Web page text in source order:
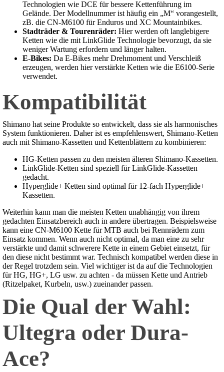
Technologien wie DCE für bessere Kettenführung im
Gelände. Der Modellnummer ist häufig ein „M“ vorangestellt,
zB. die CN-M6100 für Enduros und XC Mountainbikes.
Stadträder & Tourenräder: Hier werden oft langlebigere
Ketten wie die mit LinkGlide Technologie bevorzugt, da sie
weniger Wartung erfordern und länger halten.
E-Bikes: Da E-Bikes mehr Drehmoment und Verschleiß
erzeugen, werden hier verstärkte Ketten wie die E6100-Serie
verwendet.
Kompatibilität
Shimano hat seine Produkte so entwickelt, dass sie als harmonisches
System funktionieren. Daher ist es empfehlenswert, Shimano-Ketten
auch mit Shimano-Kassetten und Kettenblättern zu kombinieren:
HG-Ketten passen zu den meisten älteren Shimano-Kassetten.
LinkGlide-Ketten sind speziell für LinkGlide-Kassetten
gedacht.
Hyperglide+ Ketten sind optimal für 12-fach Hyperglide+
Kassetten.
Weiterhin kann man die meisten Ketten unabhängig von ihrem
gedachten Einsatzbereich auch in andere übertragen. Beispielsweise
kann eine CN-M6100 Kette für MTB auch bei Rennrädern zum
Einsatz kommen. Wenn auch nicht optimal, da man eine zu sehr
verstärkte und damit schwerere Kette in einem Gebiet einsetzt, für
den diese nicht bestimmt war. Technisch kompatibel werden diese in
der Regel trotzdem sein. Viel wichtiger ist da auf die Technologien
für HG, HG+, LG usw. zu achten - da müssen Kette und Antrieb
(Ritzelpaket, Kurbeln, usw.) zueinander passen.
Die Qual der Wahl:
Ultegra oder Dura-
Ace?